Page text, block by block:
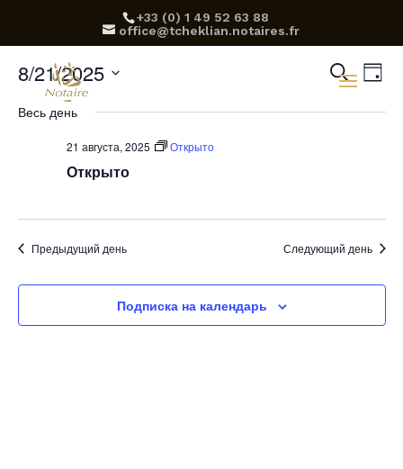
‪+33 (0) 1 49 52 63 88‬
office@tcheklian.notaires.fr
и
Поиск
День
8/21/2025
Выбрать
дату.
Весь день
21 августа, 2025 Открыто
Открыто
Предыдущий день Следующий день
Подписка на календарь